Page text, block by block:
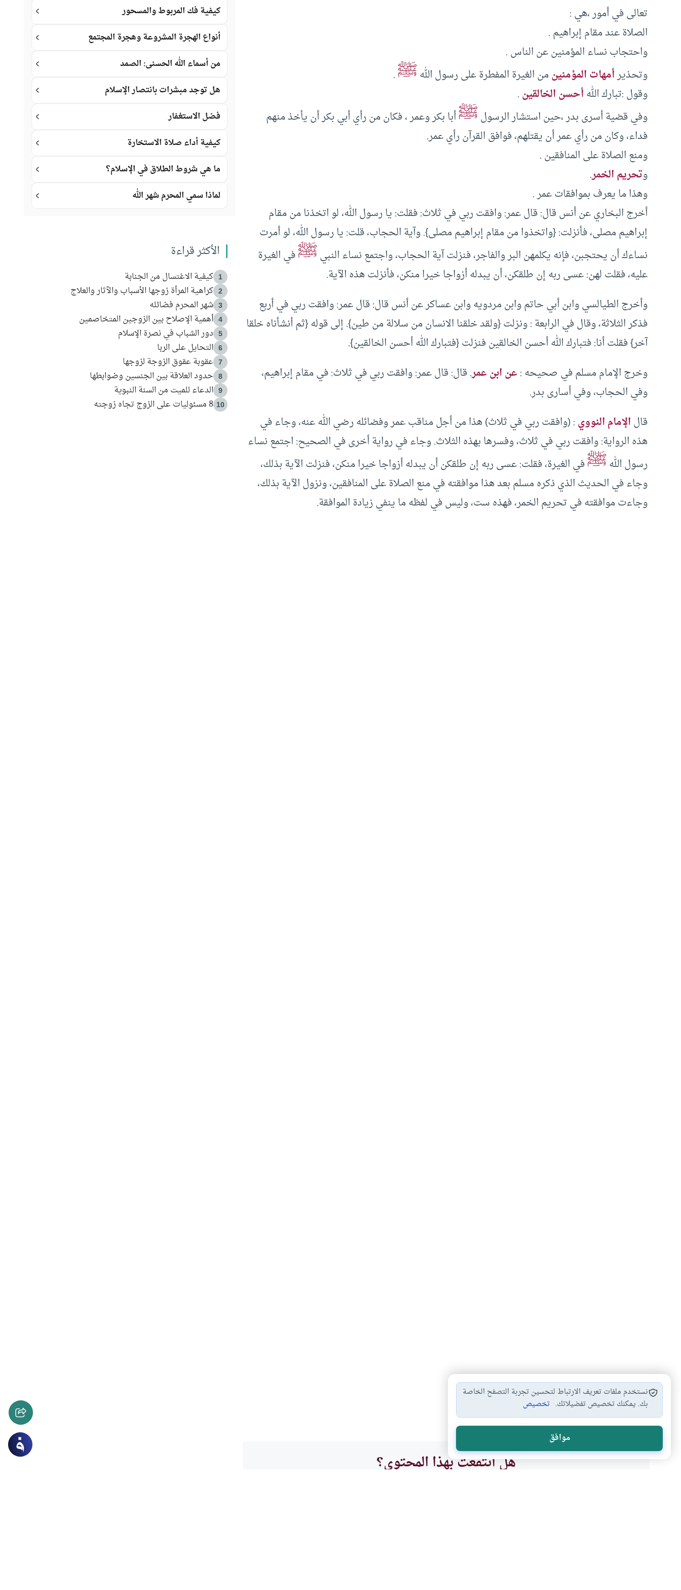
تعالى في أمور ،هي :
الصلاة عند مقام إبراهيم .
واحتجاب نساء المؤمنين عن الناس .
وتحذيرأمهات المؤمنينمن الغيرة المفطرة على رسول اللهﷺ.
وقول :تبارك اللهأحسن الخالقين.
وفي قضية أسرى بدر ،حين استشار الرسولﷺأبا بكر وعمر ، فكان من رأي أبي بكر أن يأخذ منهم
فداء، وكان من رأي عمر أن يقتلهم، فوافق القرآن رأي عمر.
ومنع الصلاة على المنافقين .
وتحريم الخمر.
وهذا ما يعرف بموافقات عمر .
أخرج البخاري عن أنس قال: قال عمر: وافقت ربي في ثلاث: فقلت: يا رسول الله، لو اتخذنا من مقام
إبراهيم مصلى، فأنزلت: {واتخذوا من مقام إبراهيم مصلى}. وآية الحجاب، قلت: يا رسول الله، لو أمرت
نساءك أن يحتجبن، فإنه يكلمهن البر والفاجر، فنزلت آية الحجاب، واجتمع نساء النبيﷺفي الغيرة
عليه، فقلت لهن: عسى ربه إن طلقكن، أن يبدله أزواجا خيرا منكن، فأنزلت هذه الآية.
وأخرج الطيالسي وابن أبي حاتم وابن مردويه وابن عساكر عن أنس قال: قال عمر: وافقت ربي في أربع
فذكر الثلاثة، وقال في الرابعة : ونزلت {ولقد خلقنا الانسان من سلالة من طين}. إلى قوله {ثم أنشأناه خلقا
آخر} فقلت أنا: فتبارك الله أحسن الخالقين فنزلت {فتبارك الله أحسن الخالقين}.
وخرج الإمام مسلم في صحيحه :عن ابن عمر. قال: قال عمر: وافقت ربي في ثلاث: في مقام إبراهيم،
وفي الحجاب، وفي أسارى بدر.
قالالإمام النووي: (وافقت ربي في ثلاث) هذا من أجل مناقب عمر وفضائله رضي الله عنه، وجاء في
هذه الرواية: وافقت ربي في ثلاث، وفسرها بهذه الثلاث. وجاء في رواية أخرى في الصحيح: اجتمع نساء
رسول اللهﷺفي الغيرة، فقلت: عسى ربه إن طلقكن أن يبدله أزواجا خيرا منكن، فنزلت الآية بذلك،
وجاء في الحديث الذي ذكره مسلم بعد هذا موافقته في منع الصلاة على المنافقين، ونزول الآية بذلك،
وجاءت موافقته في تحريم الخمر، فهذه ست، وليس في لفظه ما ينفي زيادة الموافقة.
هل انتفعت بهذا المحتوى؟
كيفية فك المربوط والمسحور
أنواع الهجرة المشروعة وهجرة المجتمع
من أسماء الله الحسنى: الصمد
هل توجد مبشرات بانتصار الإسلام
فضل الاستغفار
كيفية أداء صلاة الاستخارة
ما هي شروط الطلاق في الإسلام؟
لماذا سمي المحرم شهر الله
الأكثر قراءة
1 كيفية الاغتسال من الجنابة
2 كراهية المرأة زوجها الأسباب والآثار والعلاج
3 شهر المحرم فضائله
4 أهمية الإصلاح بين الزوجين المتخاصمين
5 دور الشباب في نصرة الإسلام
6 التحايل على الربا
7 عقوبة عقوق الزوجة لزوجها
8 حدود العلاقة بين الجنسين وضوابطها
9 الدعاء للميت من السنة النبوية
10 8 مسئوليات على الزوج تجاه زوجته
نستخدم ملفات تعريف الارتباط لتحسين تجربة التصفح الخاصة
بك. يمكنك تخصيص تفضيلاتك. تخصيص
موافق